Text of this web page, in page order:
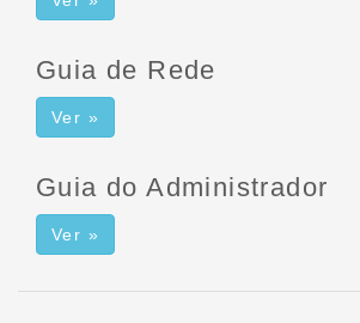
Guia de Rede
Ver »
Guia do Administrador
Ver »